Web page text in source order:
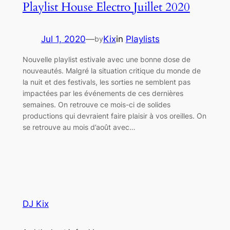
Playlist House Electro Juillet 2020
Jul 1, 2020—byKixin Playlists
Nouvelle playlist estivale avec une bonne dose de
nouveautés. Malgré la situation critique du monde de
la nuit et des festivals, les sorties ne semblent pas
impactées par les événements de ces dernières
semaines. On retrouve ce mois-ci de solides
productions qui devraient faire plaisir à vos oreilles. On
se retrouve au mois d’août avec…
DJ Kix